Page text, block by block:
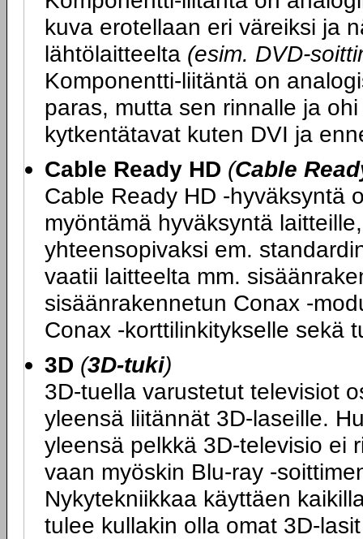
kuva erotellaan eri väreiksi ja
lähtölaitteelta (esim. DVD-
Komponentti-liitäntä on
paras, mutta sen rinnalle ja
kytkentätavat kuten DVI ja
Cable Ready HD (Cable
Cable Ready HD -hyväksyntä
myöntämä hyväksyntä
yhteensopivaksi em.
vaatii laitteelta mm.
sisäänrakennetun Conax -
Conax -korttilinkitykselle sekä
3D (3D-tuki)
3D-tuella varustetut televisiot
yleensä liitännät 3D-laseille.
yleensä pelkkä 3D-televisio ei
vaan myöskin Blu-ray -
Nykytekniikkaa käyttäen
tulee kullakin olla omat 3D-